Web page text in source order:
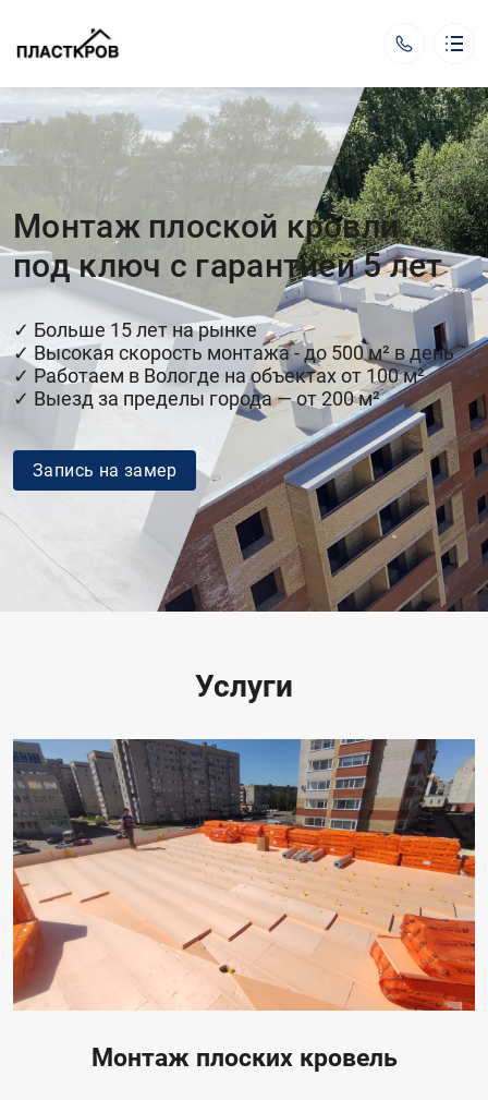
ООО «Пласткров»
Услуги
Допуслуги
Этапы работ
Контакты
Оставить заявку
График работы:
Звонки по телефону
с 7:00 до 21:00
plastkrov35@mail.ru
+7 (953) 509-57-06
Обратный вызов
Монтаж плоской кровли
под ключ с гарантией 5 лет
✓ Больше 15 лет на рынке
✓ Высокая скорость монтажа - до 500 м² в день
✓ Работаем в Вологде на объектах от 100 м²
✓ Выезд за пределы города — от 200 м²
Запись на замер
Услуги
Монтаж плоских кровель